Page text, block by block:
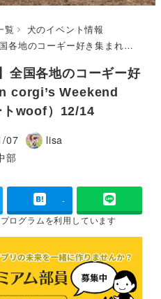
覧
犬のイベント情報
Japan corgi’s Weekend 2025」（ドッグリゾートwoof）12/14
全国各地のコーギー好
corgi’s Weekend
トwoof）12/14
07
著
lisa
リー
部
-
ログラムを利用しています